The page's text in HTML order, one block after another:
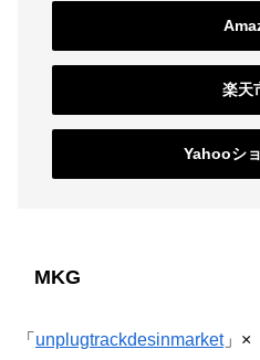
楽天
Yahooシ
MKG
「 unplugtrackdesinmarket」×